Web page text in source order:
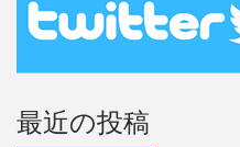
シ
最近の投稿